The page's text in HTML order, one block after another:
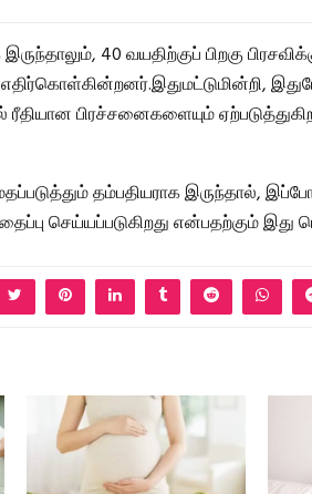
40 வயதிற்குப் பிறகு
பிரச்சனைகளையும்
தம்பதியராக இருந்தால்,
செய்யப்படுகிறது என்பதற்கும் இது